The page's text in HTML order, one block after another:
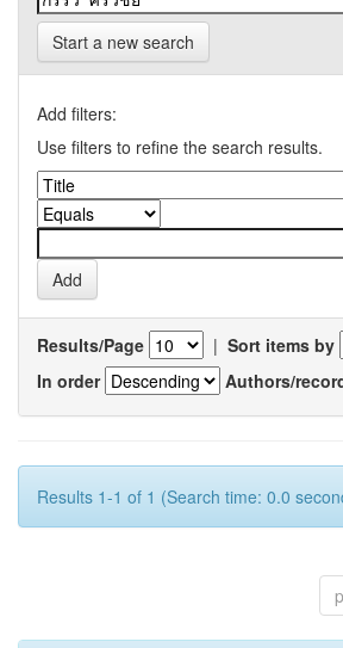
Start a new search
Add filters:
Use filters to refine the search results.
Results/Page | Sort items by
In order
Authors/
Results 1-1 of 1 (Search time: 0.0